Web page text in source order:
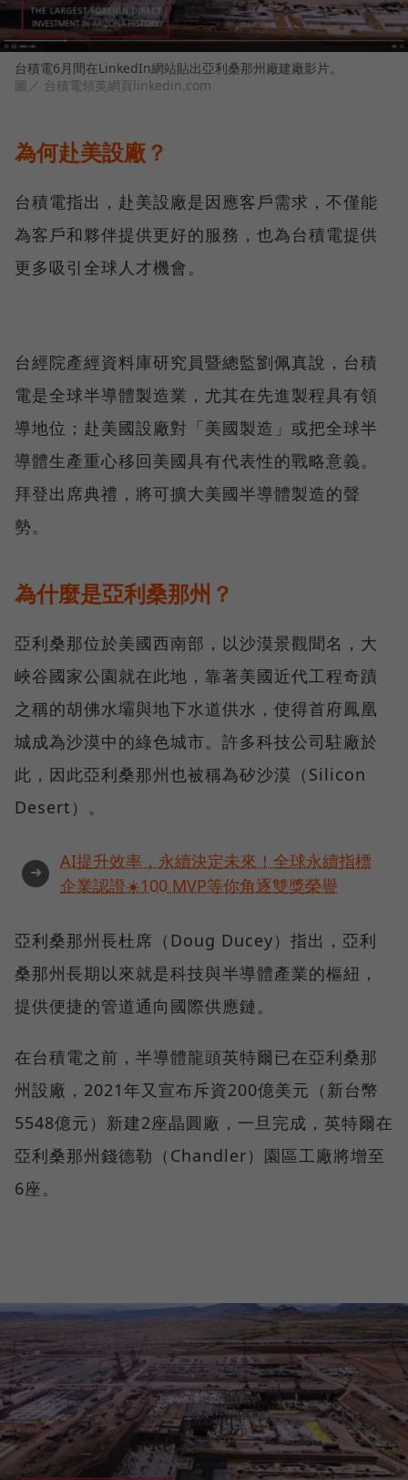
台積電6月間在LinkedIn網站貼出亞利桑那州廠建廠影片。
圖／ 台積電領英網頁linkedin.com
為何赴美設廠？
台積電指出，赴美設廠是因應客戶需求，不僅能
為客戶和夥伴提供更好的服務，也為台積電提供
更多吸引全球人才機會。
台經院產經資料庫研究員暨總監劉佩真說，台積
電是全球半導體製造業，尤其在先進製程具有領
導地位；赴美國設廠對「美國製造」或把全球半
導體生產重心移回美國具有代表性的戰略意義。
拜登出席典禮，將可擴大美國半導體製造的聲
勢。
為什麼是亞利桑那州？
亞利桑那位於美國西南部，以沙漠景觀聞名，大
峽谷國家公園就在此地，靠著美國近代工程奇蹟
之稱的胡佛水壩與地下水道供水，使得首府鳳凰
城成為沙漠中的綠色城市。許多科技公司駐廠於
此，因此亞利桑那州也被稱為矽沙漠（Silicon
Desert）。
➜
AI提升效率，永續決定未來！全球永續指標
企業認證☀️100 MVP等你角逐雙獎榮譽
亞利桑那州長杜席（Doug Ducey）指出，亞利
桑那州長期以來就是科技與半導體產業的樞紐，
提供便捷的管道通向國際供應鏈。
在台積電之前，半導體龍頭英特爾已在亞利桑那
州設廠，2021年又宣布斥資200億美元（新台幣
5548億元）新建2座晶圓廠，一旦完成，英特爾在
亞利桑那州錢德勒（Chandler）園區工廠將增至
6座。